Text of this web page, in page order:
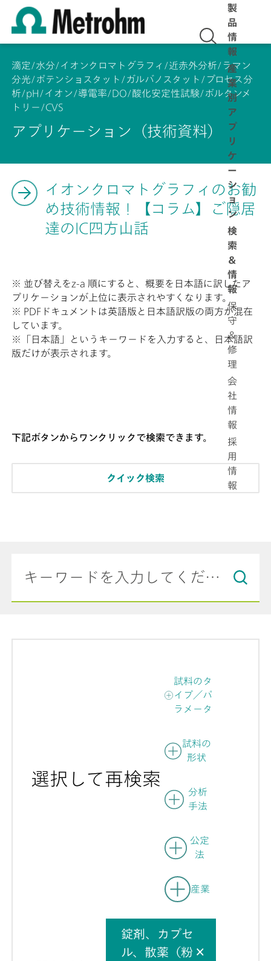
製
品
情
報
産
業
別
ア
プ
リ
ケ
ー
シ
ョ
ン
検
索
＆
情
報
保
守
＆
修
理
会
社
情
報
採
用
情
報
滴定/水分/イオンクロマトグラフィ/近赤外分析/ラマン
分光/ポテンショスタット/ガルバノスタット/プロセス分
析/pH/イオン/導電率/DO/酸化安定性試験/ボルタンメ
トリー/CVS
アプリケーション（技術資料）
イオンクロマトグラフィのお勧
め技術情報！【コラム】ご隠居
達のIC四方山話
※ 並び替えをz-a 順にすると、概要を日本語に訳したア
プリケーションが上位に表示されやすくなります。
※ PDFドキュメントは英語版と日本語訳版の両方が混在
しています。
※「日本語」というキーワードを入力すると、日本語訳
版だけが表示されます。
下記ボタンからワンクリックで検索できます。
クイック検索
選択して再検索
試料のタ
イプ／パ
ラメータ
試料の
形状
分析
手法
公定
法
産業
錠剤、カプセ
ル、散薬（粉